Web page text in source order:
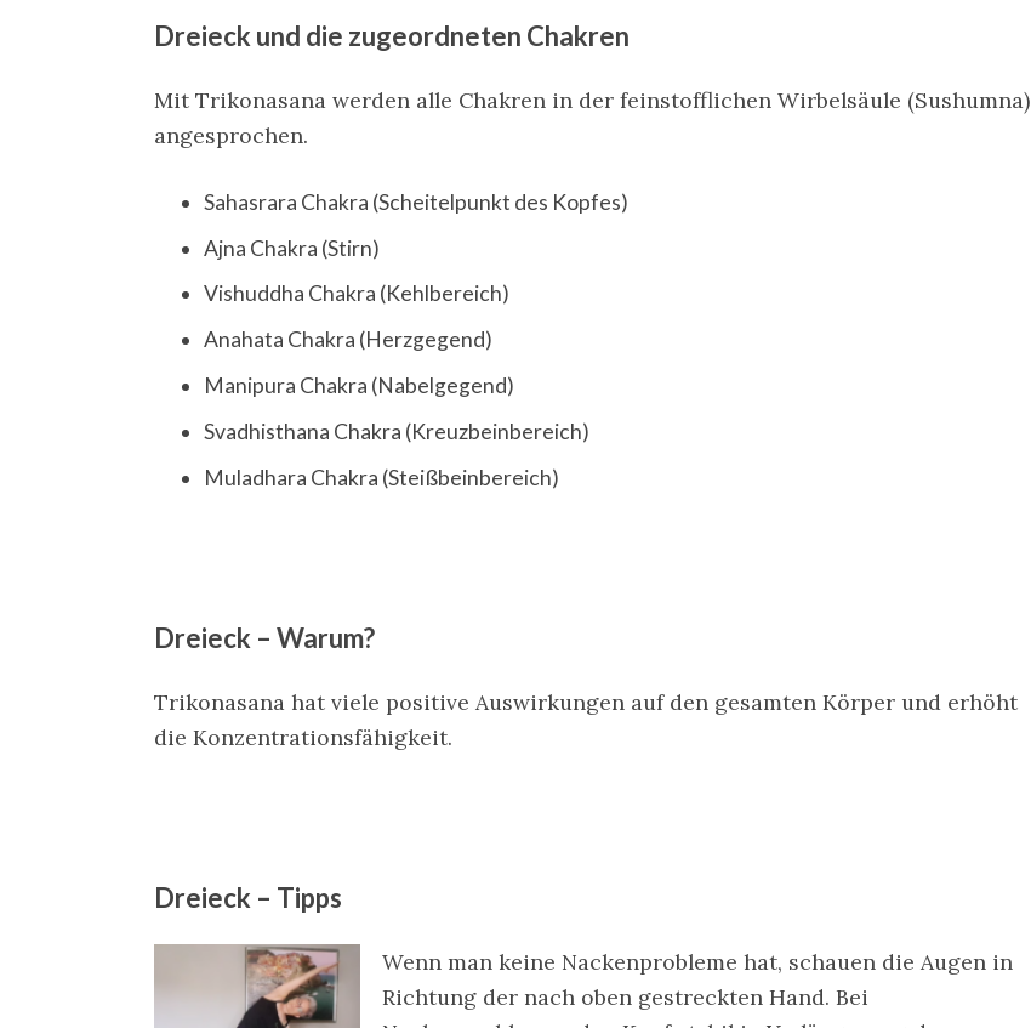
Dreieck und die zugeordneten Chakren
Mit Trikonasana werden alle Chakren in der feinstofflichen Wirbelsäule (Sushumna)
angesprochen.
Sahasrara Chakra (Scheitelpunkt des Kopfes)
Ajna Chakra (Stirn)
Vishuddha Chakra (Kehlbereich)
Anahata Chakra (Herzgegend)
Manipura Chakra (Nabelgegend)
Svadhisthana Chakra (Kreuzbeinbereich)
Muladhara Chakra (Steißbeinbereich)
Dreieck – Warum?
Trikonasana hat viele positive Auswirkungen auf den gesamten Körper und erhöht
die Konzentrationsfähigkeit.
Dreieck – Tipps
Wenn man keine Nackenprobleme hat, schauen die Augen in
Richtung der nach oben gestreckten Hand. Bei